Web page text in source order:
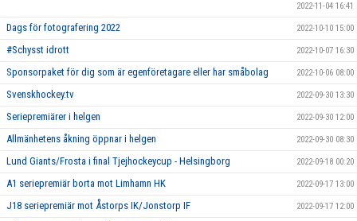
2022-11-04 16:41
Dags för fotografering 2022 2022-10-10 15:00
#Schysst idrott 2022-10-07 16:30
Sponsorpaket för dig som är egenföretagare eller har småbolag 2022-10-06 08:00
Svenskhockey.tv 2022-09-30 13:30
Seriepremiärer i helgen 2022-09-30 12:00
Allmänhetens åkning öppnar i helgen 2022-09-30 08:30
Lund Giants/Frosta i final Tjejhockeycup - Helsingborg 2022-09-18 00:20
A1 seriepremiär borta mot Limhamn HK 2022-09-17 13:00
J18 seriepremiär mot Åstorps IK/Jonstorp IF 2022-09-17 12:00